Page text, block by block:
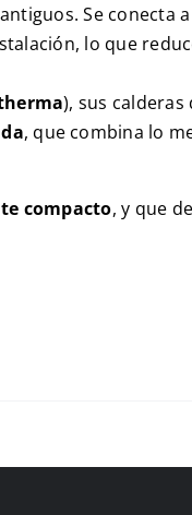
Se conecta a
lo que
), sus calderas
, que combina lo
compacto, y que